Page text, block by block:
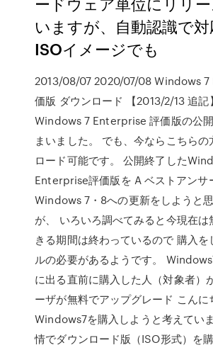
いますが、自動認識で対
ISOイメージでも
2013/08/07 2020/07/08 Windows
価版 ダウンロード 【2013/2/13 追記
Windows 7 Enterprise 評価版の公
まいました。 でも、今ならこちらの
ロード可能です。 公開終了した
Enterprise評価版を A ベストアンサ
Windows 7・8への更新をしようと
が、 いろいろ調べてみると今現在は
きる期間は終わっているので 購入を
ルの必要があるようです。
に出る直前に購入した人（対象者）
ーザが無料でアップグレード こんに
Windows7を購入しようと考えてい
情でダウンロード版（ISO形式）を